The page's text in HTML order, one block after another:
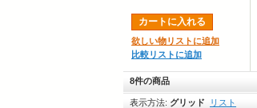
カートに入れる
欲しい物リストに追加
比較リストに追加
8件の商品
表示方法: グリッド リスト